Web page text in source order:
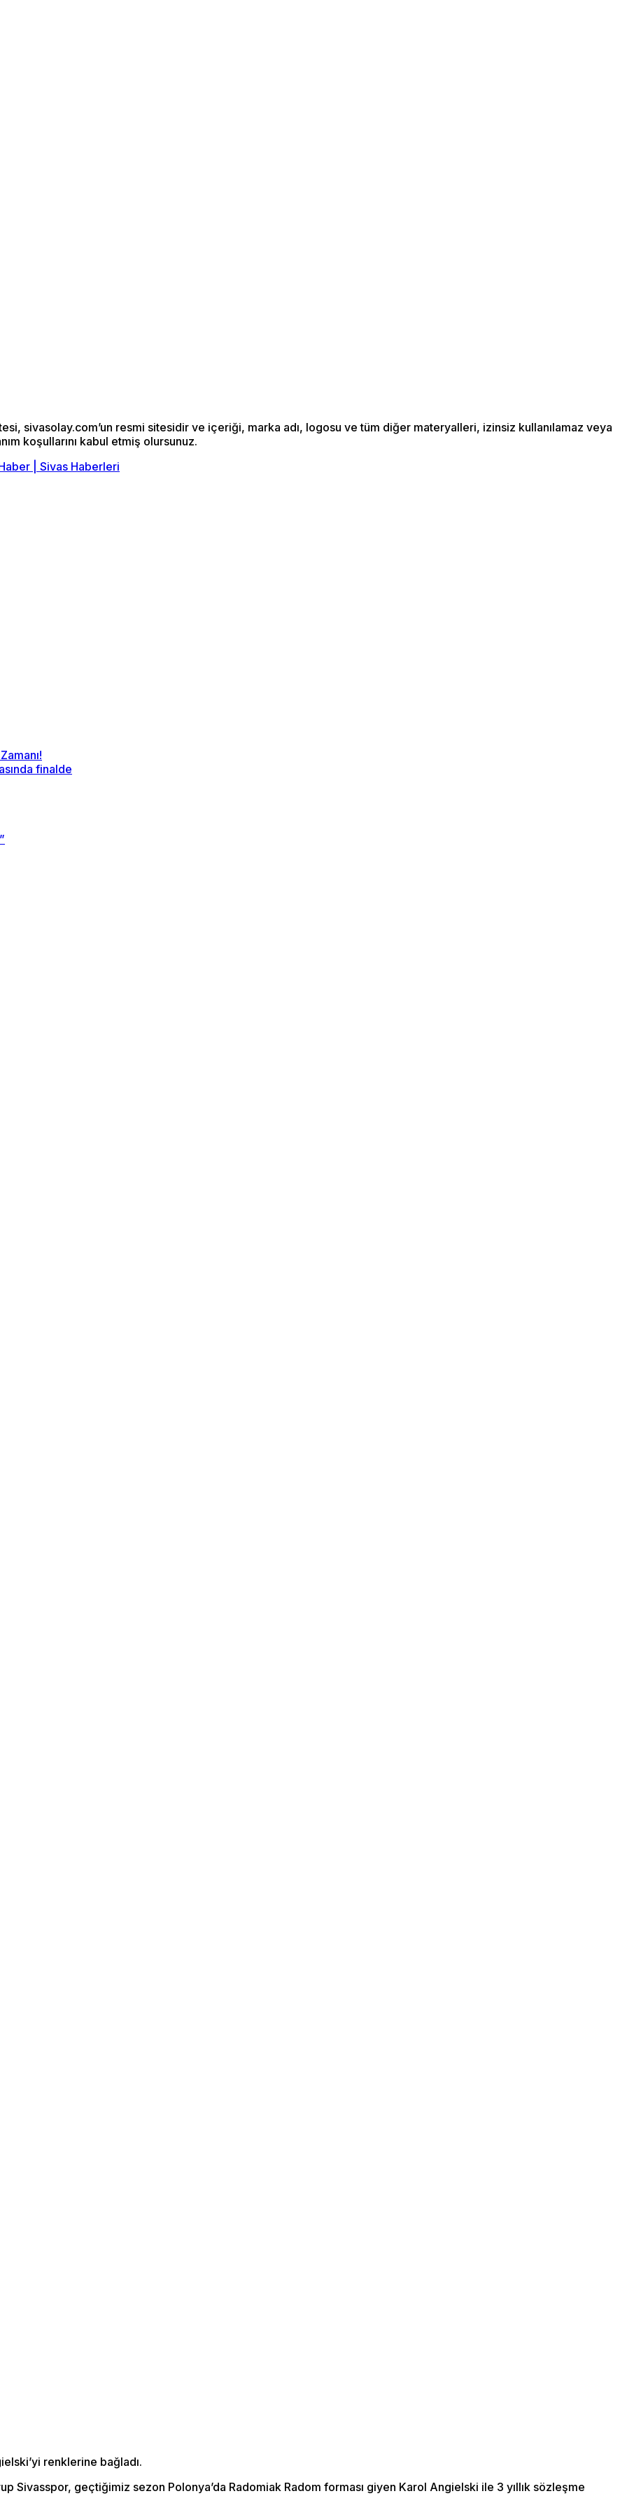
sivasolay.com’un resmi sitesidir ve içeriği, marka adı, logosu ve tüm diğer materyalleri, izinsiz kullanılamaz veya
koşullarını kabul etmiş olursunuz.
finalde
renklerine bağladı.
Sivasspor, geçtiğimiz sezon Polonya’da Radomiak Radom forması giyen Karol Angielski ile 3 yıllık sözleşme